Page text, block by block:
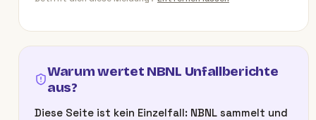
Warum wertet NBNL Unfallberichte
aus?
Diese Seite ist kein Einzelfall: NBNL sammelt und